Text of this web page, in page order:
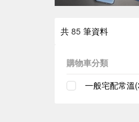
共 85 筆資料
購物車分類
一般宅配常溫